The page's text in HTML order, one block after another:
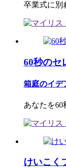
卒業式に別
60秒のセ
箱庭のイデ
あなたを60
けいこく